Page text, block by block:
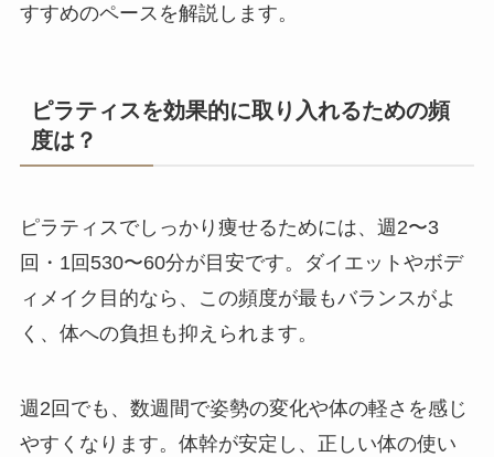
すすめのペースを解説します。
ピラティスを効果的に取り入れるための頻
度は？
ピラティスでしっかり痩せるためには、週2〜3
回・1回530〜60分が目安です。ダイエットやボデ
ィメイク目的なら、この頻度が最もバランスがよ
く、体への負担も抑えられます。
週2回でも、数週間で姿勢の変化や体の軽さを感じ
やすくなります。体幹が安定し、正しい体の使い